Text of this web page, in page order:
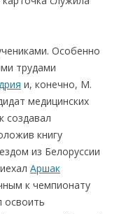
Особенно
трудами
и, конечно, М.
медицинских
создавал
книгу
из Белоруссии
Аршак
к чемпионату
освоить